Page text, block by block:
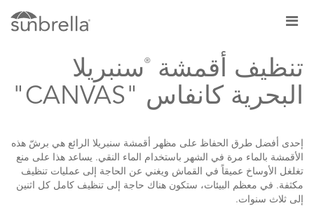
تنظيف أقمشة ®سنبريلا
البحرية كانفاس "CANVAS"
إحدى أفضل طرق الحفاظ على مظهر أقمشة سنبريلا الرائع هي برشّ هذه
الأقمشة بالماء مرة في الشهر باستخدام الماء النقي. يساعد هذا على منع
تغلغل الأوساخ عميقاً في القماش ويغني عن الحاجة إلى عمليات تنظيف
مكثفة. في معظم البيئات، ستكون هناك حاجة إلى تنظيف كامل كل اثنين
إلى ثلاث سنوات.